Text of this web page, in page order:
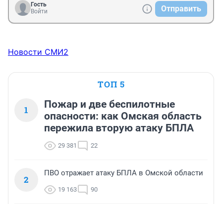
Гость
Войти
Отправить
Новости СМИ2
ТОП 5
1
Пожар и две беспилотные
опасности: как Омская область
пережила вторую атаку БПЛА
29 381 22
2
ПВО отражает атаку БПЛА в Омской области
19 163 90